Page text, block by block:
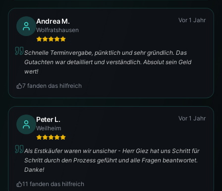
Andrea M.
Wolfratshausen
Vor 1 Jahr
Schnelle Terminvergabe, pünktlich und sehr gründlich. Das
Gutachten war detailliert und verständlich. Absolut sein Geld
wert!
7 fanden das hilfreich
Peter L.
Weilheim
Vor 1 Jahr
Als Erstkäufer waren wir unsicher - Herr Giez hat uns Schritt für
Schritt durch den Prozess geführt und alle Fragen beantwortet.
Danke!
11 fanden das hilfreich